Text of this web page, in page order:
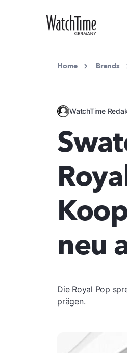
Home Brands
WatchTime
neu
Die Royal Pop
prägen.